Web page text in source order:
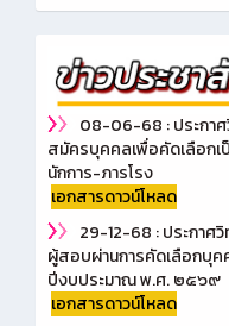
08-06-68 : ประกาศ
สมัครบุคคลเพื่อคัดเลือกเ
นักการ-ภารโรง
เอกสารดาวน์โหลด
29-12-68 : ประกาศ
ผู้สอบผ่านการคัดเลือกบุค
ปีงบประมาณ พ.ศ. ๒๕๖๙
เอกสารดาวน์โหลด